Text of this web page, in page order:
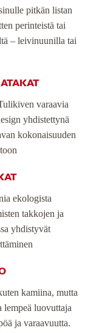
pitkän listan
perinteistä tai
– leivinuunilla tai
varaavia
yhdistettynä
kokonaisuuden
ekologista
takkojen ja
yhdistyvät
kamiina, mutta
lempeä luovuttaja
ja varaavuutta.